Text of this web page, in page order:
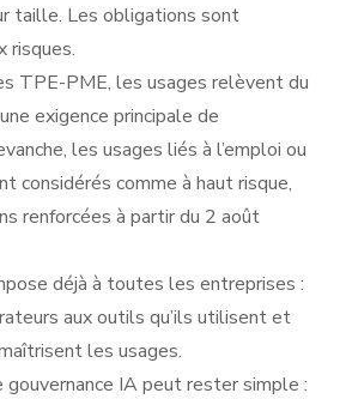
taille. Les obligations sont
risques.
TPE-PME, les usages relèvent du
exigence principale de
les usages liés à l’emploi ou
considérés comme à haut risque,
renforcées à partir du 2 août
déjà à toutes les entreprises :
aux outils qu’ils utilisent et
les usages.
gouvernance IA peut rester simple :